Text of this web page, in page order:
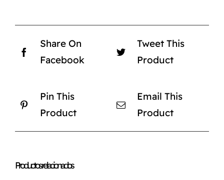
Share On
Facebook
Tweet This
Product
Pin This
Product
Email This
Product
Productos relacionados